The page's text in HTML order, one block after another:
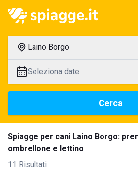
Laino Borgo
Seleziona date
Cerca
Spiagge per cani Laino Borgo:
ombrellone e lettino
11 Risultati